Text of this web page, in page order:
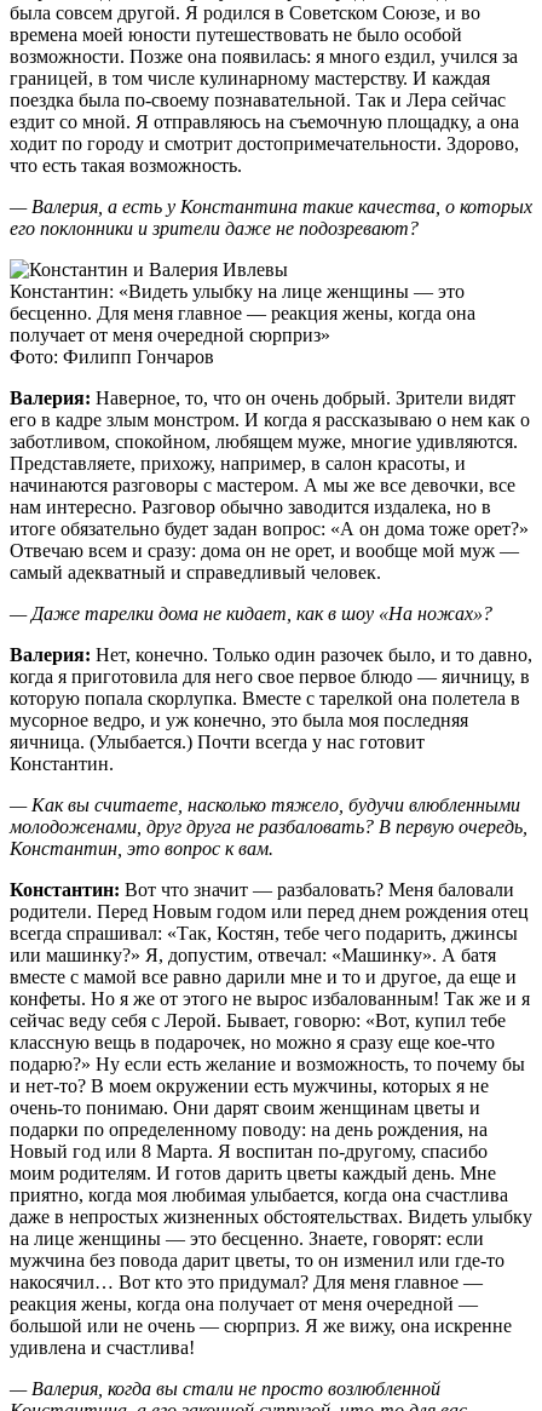
была совсем другой. Я родился в Советском Союзе, и во
времена моей юности путешествовать не было особой
возможности. Позже она появилась: я много ездил, учился за
границей, в том числе кулинарному мастерству. И каждая
поездка была по-своему познавательной. Так и Лера сейчас
ездит со мной. Я отправляюсь на съемочную площадку, а она
ходит по городу и смотрит достопримечательности. Здорово,
что есть такая возможность.
— Валерия, а есть у Константина такие качества, о которых
его поклонники и зрители даже не подозревают?
Константин: «Видеть улыбку на лице женщины — это
бесценно. Для меня главное — реакция жены, когда она
получает от меня очередной сюрприз»
Фото: Филипп Гончаров
Валерия: Наверное, то, что он очень добрый. Зрители видят
его в кадре злым монстром. И когда я рассказываю о нем как о
заботливом, спокойном, любящем муже, многие удивляются.
Представляете, прихожу, например, в салон красоты, и
начинаются разговоры с мастером. А мы же все девочки, все
нам интересно. Разговор обычно заводится издалека, но в
итоге обязательно будет задан вопрос: «А он дома тоже орет?»
Отвечаю всем и сразу: дома он не орет, и вообще мой муж —
самый адекватный и справедливый человек.
— Даже тарелки дома не кидает, как в шоу «На ножах»?
Валерия: Нет, конечно. Только один разочек было, и то давно,
когда я приготовила для него свое первое блюдо — яичницу, в
которую попала скорлупка. Вместе с тарелкой она полетела в
мусорное ведро, и уж конечно, это была моя последняя
яичница. (Улыбается.) Почти всегда у нас готовит
Константин.
— Как вы считаете, насколько тяжело, будучи влюбленными
молодоженами, друг друга не разбаловать? В первую очередь,
Константин, это вопрос к вам.
Константин: Вот что значит — разбаловать? Меня баловали
родители. Перед Новым годом или перед днем рождения отец
всегда спрашивал: «Так, Костян, тебе чего подарить, джинсы
или машинку?» Я, допустим, отвечал: «Машинку». А батя
вместе с мамой все равно дарили мне и то и другое, да еще и
конфеты. Но я же от этого не вырос избалованным! Так же и я
сейчас веду себя с Лерой. Бывает, говорю: «Вот, купил тебе
классную вещь в подарочек, но можно я сразу еще кое-что
подарю?» Ну если есть желание и возможность, то почему бы
и нет-то? В моем окружении есть мужчины, которых я не
очень-то понимаю. Они дарят своим женщинам цветы и
подарки по определенному поводу: на день рождения, на
Новый год или 8 Марта. Я воспитан по-другому, спасибо
моим родителям. И готов дарить цветы каждый день. Мне
приятно, когда моя любимая улыбается, когда она счастлива
даже в непростых жизненных обстоятельствах. Видеть улыбку
на лице женщины — это бесценно. Знаете, говорят: если
мужчина без повода дарит цветы, то он изменил или где-то
накосячил… Вот кто это придумал? Для меня главное —
реакция жены, когда она получает от меня очередной —
большой или не очень — сюрприз. Я же вижу, она искренне
удивлена и счастлива!
— Валерия, когда вы стали не просто возлюбленной